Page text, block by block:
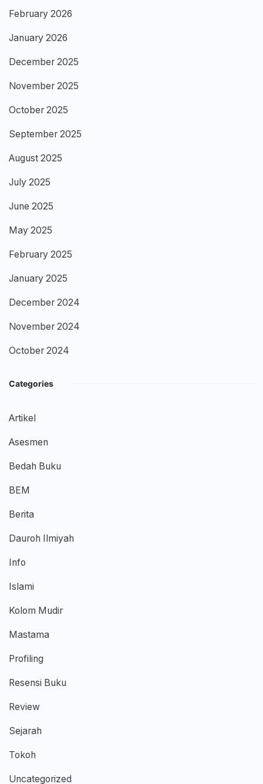
February 2026
January 2026
December 2025
November 2025
October 2025
September 2025
August 2025
July 2025
June 2025
May 2025
February 2025
January 2025
December 2024
November 2024
October 2024
Categories
Artikel
Asesmen
Bedah Buku
BEM
Berita
Dauroh Ilmiyah
Info
Islami
Kolom Mudir
Mastama
Profiling
Resensi Buku
Review
Sejarah
Tokoh
Uncategorized